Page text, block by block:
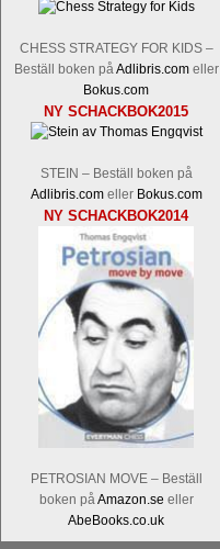
CHESS STRATEGY FOR KIDS –
Beställ boken påAdlibris.comeller
Bokus.com
NY SCHACKBOK2015
STEIN – Beställ boken på
Adlibris.comeller Bokus.com
NY SCHACKBOK2014
PETROSIAN MOVE – Beställ
boken påAmazon.se eller
AbeBooks.co.uk